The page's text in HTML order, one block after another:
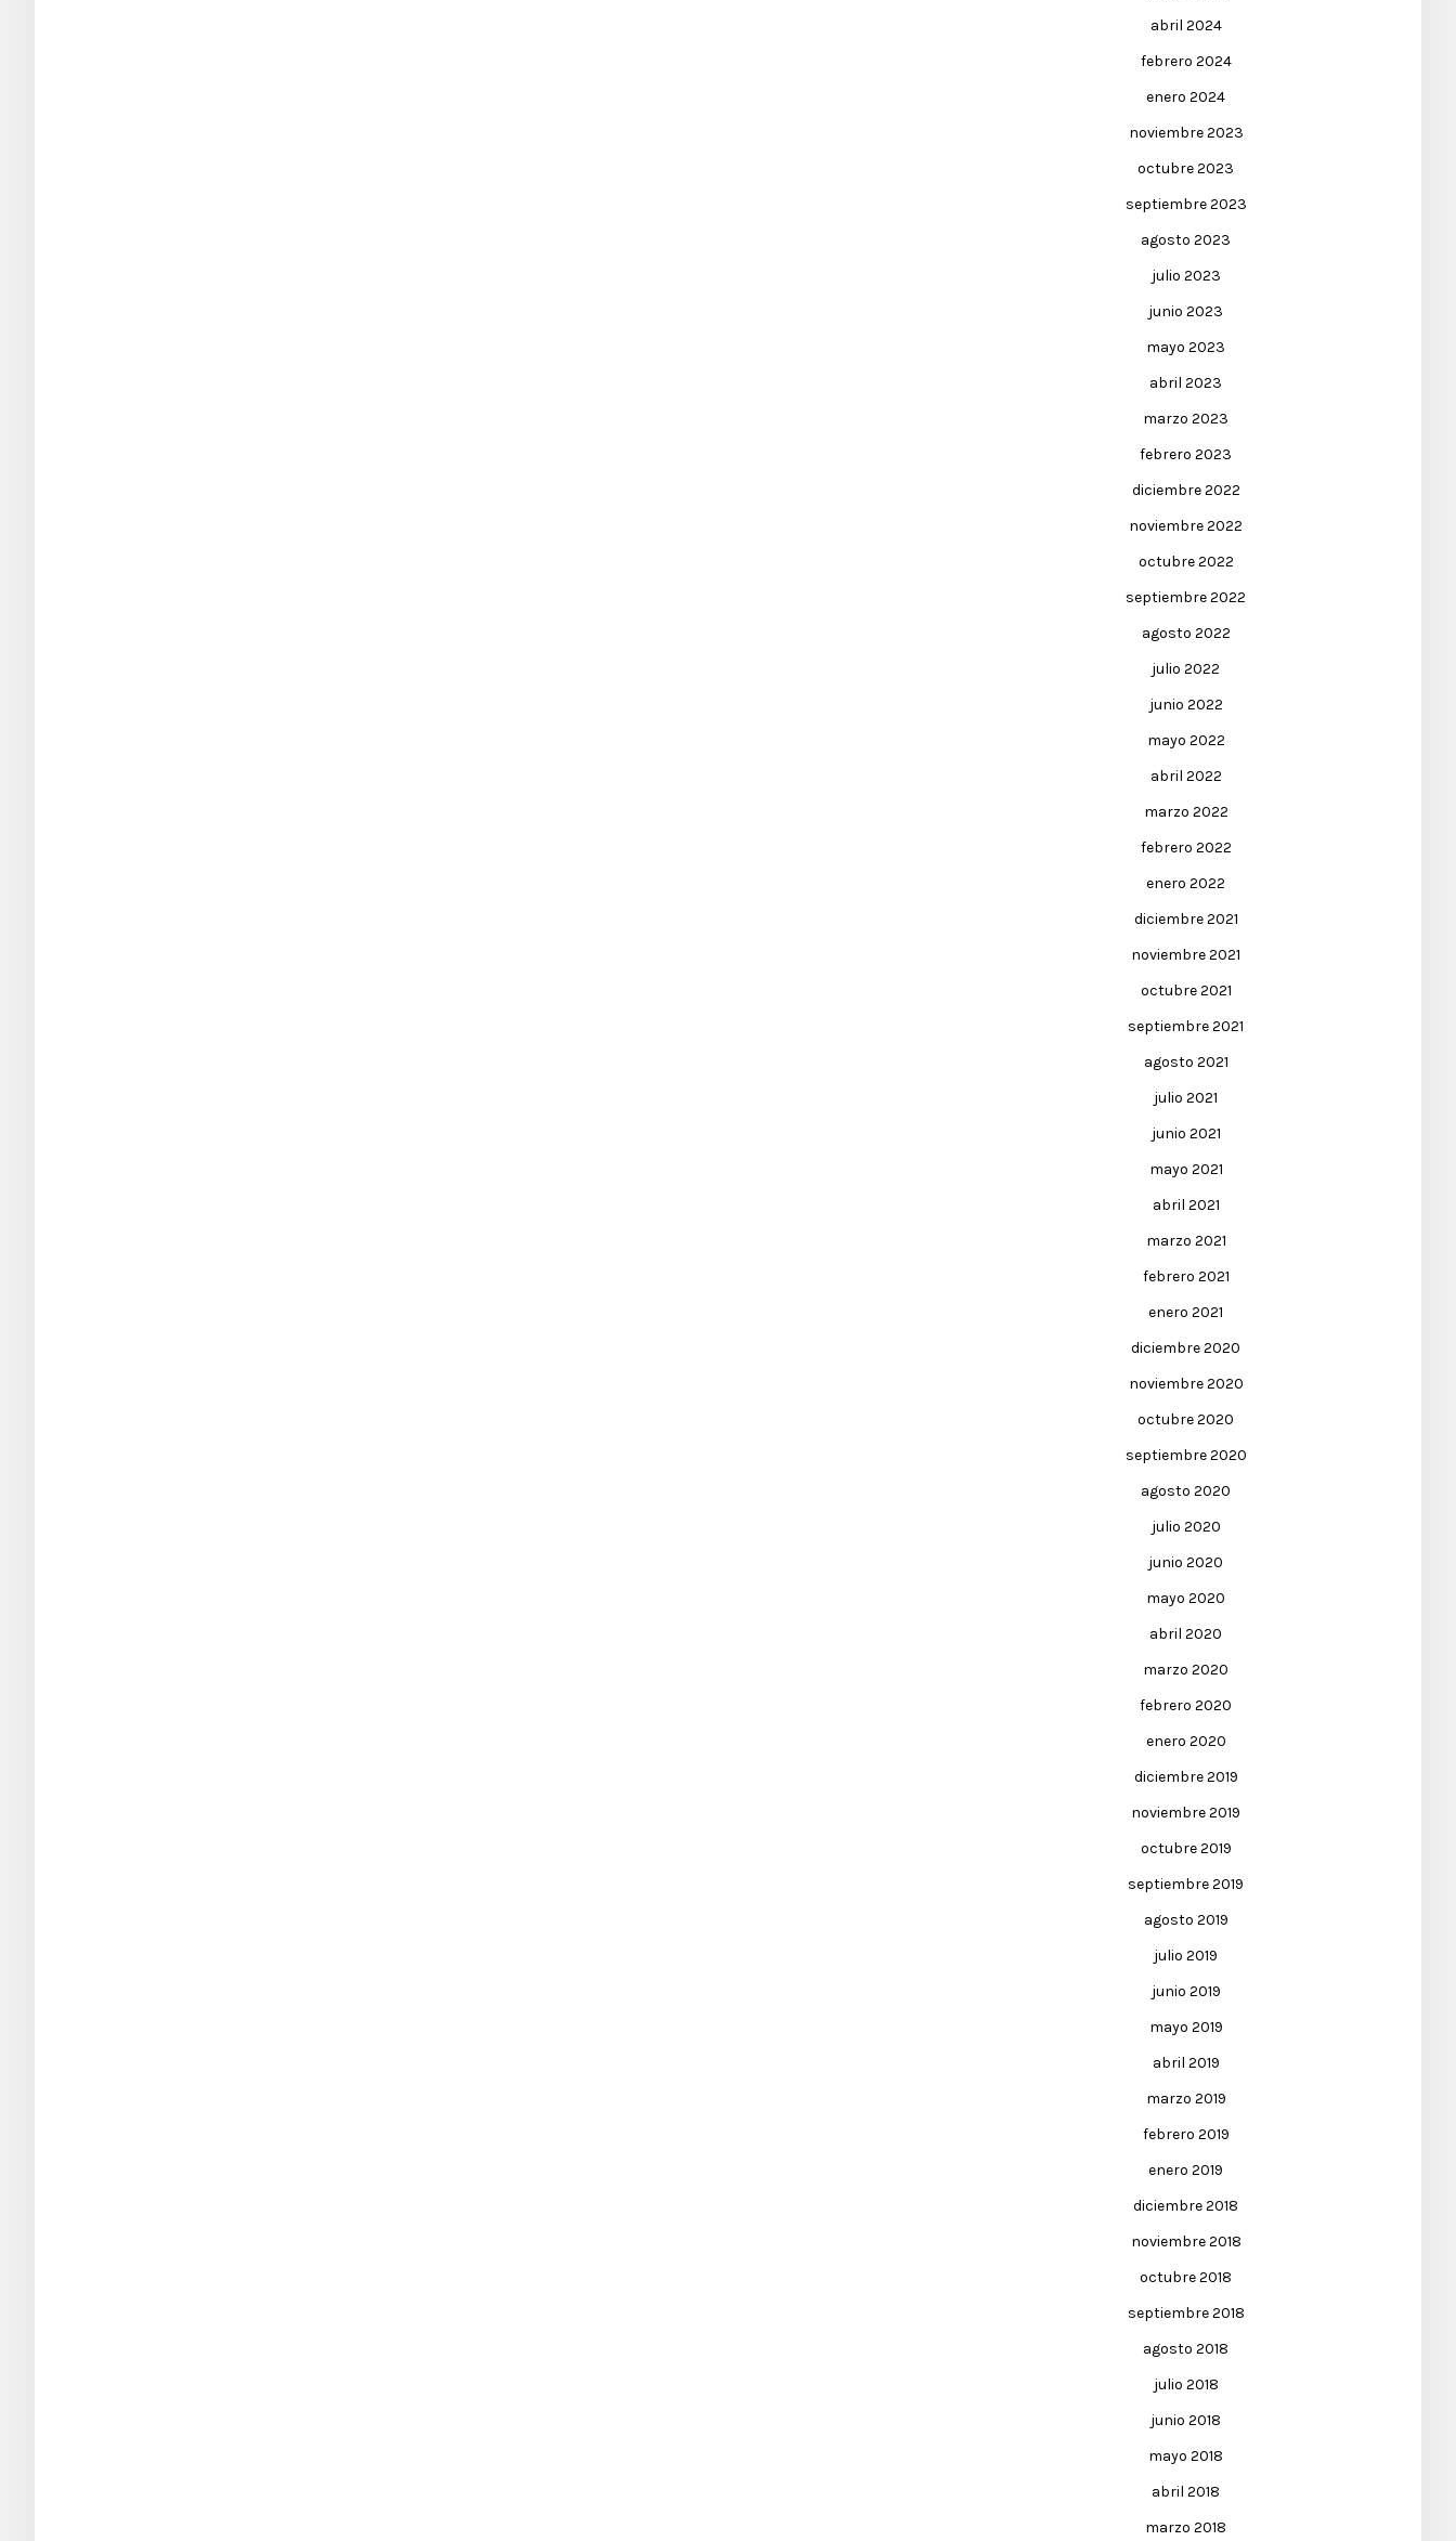
abril 2024
febrero 2024
enero 2024
noviembre 2023
octubre 2023
septiembre 2023
agosto 2023
julio 2023
junio 2023
mayo 2023
abril 2023
marzo 2023
febrero 2023
diciembre 2022
noviembre 2022
octubre 2022
septiembre 2022
agosto 2022
julio 2022
junio 2022
mayo 2022
abril 2022
marzo 2022
febrero 2022
enero 2022
diciembre 2021
noviembre 2021
octubre 2021
septiembre 2021
agosto 2021
julio 2021
junio 2021
mayo 2021
abril 2021
marzo 2021
febrero 2021
enero 2021
diciembre 2020
noviembre 2020
octubre 2020
septiembre 2020
agosto 2020
julio 2020
junio 2020
mayo 2020
abril 2020
marzo 2020
febrero 2020
enero 2020
diciembre 2019
noviembre 2019
octubre 2019
septiembre 2019
agosto 2019
julio 2019
junio 2019
mayo 2019
abril 2019
marzo 2019
febrero 2019
enero 2019
diciembre 2018
noviembre 2018
octubre 2018
septiembre 2018
agosto 2018
julio 2018
junio 2018
mayo 2018
abril 2018
marzo 2018